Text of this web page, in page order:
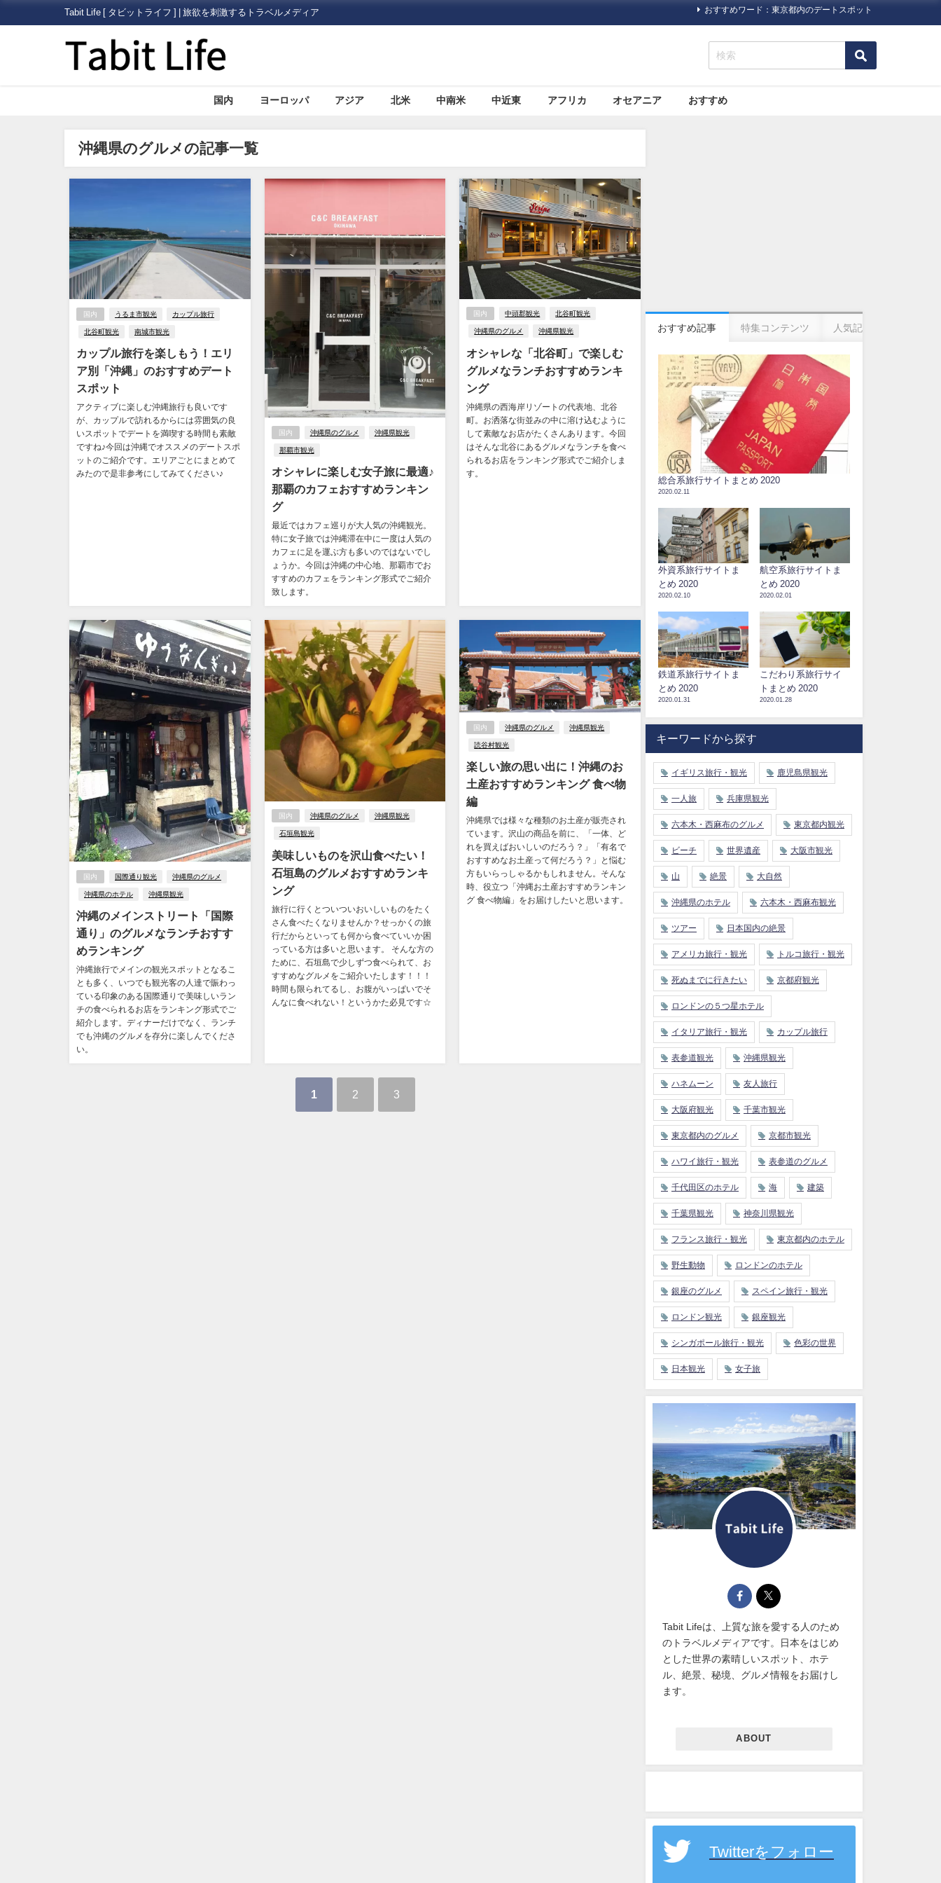
Tabit Life [ タビットライフ ] | 旅欲を刺激するトラベルメディア おすすめワード：東京都内のデートスポット
国内 ヨーロッパ アジア 北米 中南米 中近東 アフリカ オセアニア おすすめ
沖縄県のグルメの記事一覧
国内 うるま市観光 カップル旅行
北谷町観光 南城市観光
カップル旅行を楽しもう！エリ
ア別「沖縄」のおすすめデート
スポット
アクティブに楽しむ沖縄旅行も良いです
が、カップルで訪れるからには雰囲気の良
いスポットでデートを満喫する時間も素敵
ですね♪今回は沖縄でオススメのデートスポ
ットのご紹介です。エリアごとにまとめて
みたので是非参考にしてみてください♪
国内 沖縄県のグルメ 沖縄県観光
那覇市観光
オシャレに楽しむ女子旅に最適♪
那覇のカフェおすすめランキン
グ
最近ではカフェ巡りが大人気の沖縄観光。
特に女子旅では沖縄滞在中に一度は人気の
カフェに足を運ぶ方も多いのではないでし
ょうか。今回は沖縄の中心地、那覇市でお
すすめのカフェをランキング形式でご紹介
致します。
国内 中頭郡観光 北谷町観光
沖縄県のグルメ 沖縄県観光
オシャレな「北谷町」で楽しむ
グルメなランチおすすめランキ
ング
沖縄県の西海岸リゾートの代表地、北谷
町。お洒落な街並みの中に溶け込むように
して素敵なお店がたくさんあります。今回
はそんな北谷にあるグルメなランチを食べ
られるお店をランキング形式でご紹介しま
す。
国内 国際通り観光 沖縄県のグルメ
沖縄県のホテル 沖縄県観光
沖縄のメインストリート「国際
通り」のグルメなランチおすす
めランキング
沖縄旅行でメインの観光スポットとなるこ
とも多く、いつでも観光客の人達で賑わっ
ている印象のある国際通りで美味しいラン
チの食べられるお店をランキング形式でご
紹介します。ディナーだけでなく、ランチ
でも沖縄のグルメを存分に楽しんでくださ
い。
国内 沖縄県のグルメ 沖縄県観光
石垣島観光
美味しいものを沢山食べたい！
石垣島のグルメおすすめランキ
ング
旅行に行くとついついおいしいものをたく
さん食べたくなりませんか？せっかくの旅
行だからといっても何から食べていいか困
っている方は多いと思います。 そんな方の
ために、石垣島で少しずつ食べられて、お
すすめなグルメをご紹介いたします！！！
時間も限られてるし、お腹がいっぱいでそ
んなに食べれない！というかた必見です☆
国内 沖縄県のグルメ 沖縄県観光
読谷村観光
楽しい旅の思い出に！沖縄のお
土産おすすめランキング 食べ物
編
沖縄県では様々な種類のお土産が販売され
ています。沢山の商品を前に、「一体、ど
れを買えばおいしいのだろう？」「有名で
おすすめなお土産って何だろう？」と悩む
方もいらっしゃるかもしれません。そんな
時、役立つ「沖縄お土産おすすめランキン
グ 食べ物編」をお届けしたいと思います。
1 2 3
おすすめ記事 特集コンテンツ 人気記事
総合系旅行サイトまとめ 2020
2020.02.11
外資系旅行サイトま
とめ 2020
2020.02.10
航空系旅行サイトま
とめ 2020
2020.02.01
鉄道系旅行サイトま
とめ 2020
2020.01.31
こだわり系旅行サイ
トまとめ 2020
2020.01.28
キーワードから探す
イギリス旅行・観光 鹿児島県観光
一人旅 兵庫県観光
六本木・西麻布のグルメ 東京都内観光
ビーチ 世界遺産 大阪市観光
山 絶景 大自然
沖縄県のホテル 六本木・西麻布観光
ツアー 日本国内の絶景
アメリカ旅行・観光 トルコ旅行・観光
死ぬまでに行きたい 京都府観光
ロンドンの５つ星ホテル
イタリア旅行・観光 カップル旅行
表参道観光 沖縄県観光
ハネムーン 友人旅行
大阪府観光 千葉市観光
東京都内のグルメ 京都市観光
ハワイ旅行・観光 表参道のグルメ
千代田区のホテル 海 建築
千葉県観光 神奈川県観光
フランス旅行・観光 東京都内のホテル
野生動物 ロンドンのホテル
銀座のグルメ スペイン旅行・観光
ロンドン観光 銀座観光
シンガポール旅行・観光 色彩の世界
日本観光 女子旅
Tabit Lifeは、上質な旅を愛する人のため
のトラベルメディアです。日本をはじめ
とした世界の素晴しいスポット、ホテ
ル、絶景、秘境、グルメ情報をお届けし
ます。
ABOUT
Twitterをフォロー